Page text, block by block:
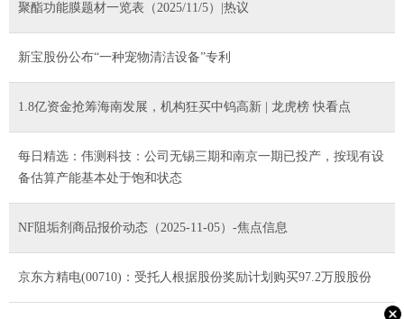
聚酯功能膜题材一览表（2025/11/5）|热议
新宝股份公布“一种宠物清洁设备”专利
1.8亿资金抢筹海南发展，机构狂买中钨高新 | 龙虎榜 快看点
每日精选：伟测科技：公司无锡三期和南京一期已投产，按现有设
备估算产能基本处于饱和状态
NF阻垢剂商品报价动态（2025-11-05）-焦点信息
京东方精电(00710)：受托人根据股份奖励计划购买97.2万股股份